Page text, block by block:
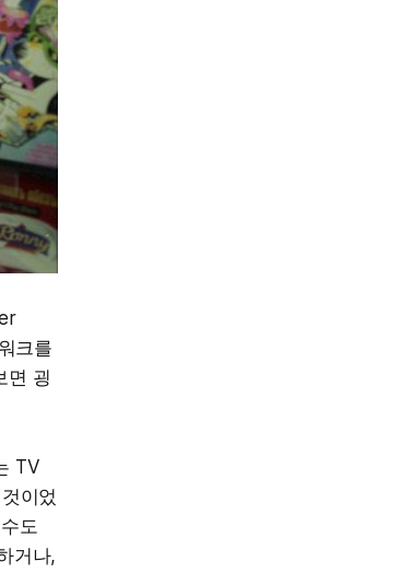
크를
면 굉
TV
이었
도
거나,